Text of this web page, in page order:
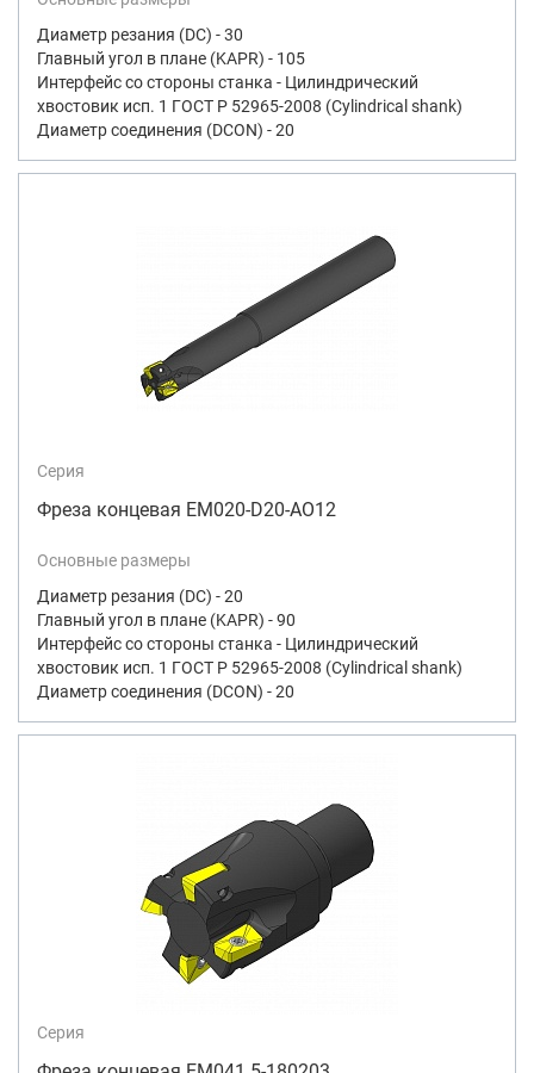
Диаметр резания (DC) - 30
Главный угол в плане (KAPR) - 105
Интерфейс со стороны станка - Цилиндрический
хвостовик исп. 1 ГОСТ Р 52965-2008 (Cylindrical shank)
Диаметр соединения (DCON) - 20
Серия
Фреза концевая EM020-D20-AO12
Основные размеры
Диаметр резания (DC) - 20
Главный угол в плане (KAPR) - 90
Интерфейс со стороны станка - Цилиндрический
хвостовик исп. 1 ГОСТ Р 52965-2008 (Cylindrical shank)
Диаметр соединения (DCON) - 20
Серия